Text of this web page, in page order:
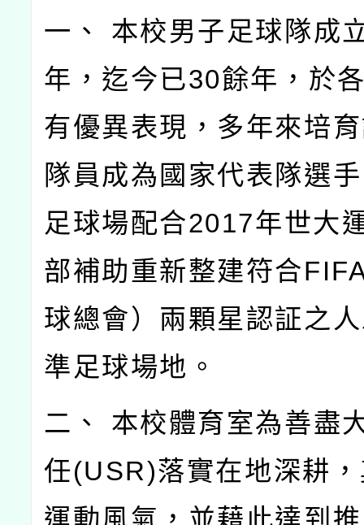
一、 本校男子足球隊成
年，迄今已30餘年，於
有優異表現，多年來培
隊員成為國家代表隊選
足球場配合2017年世大
部補助重新整建符合
球總會）兩顆星認証之
準足球場地。
二、 本校體育室為善盡
任(USR)落實在地深耕
運動風氣，並藉此達到